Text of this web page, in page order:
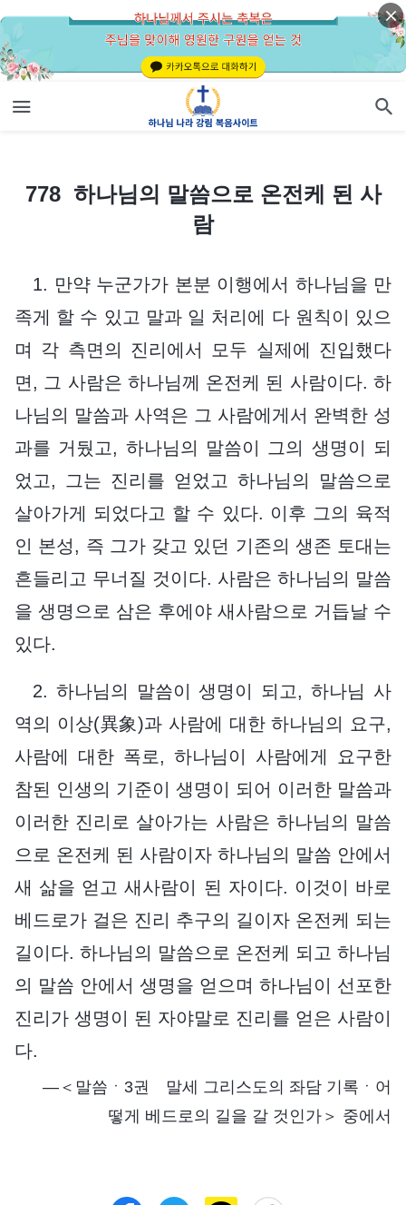
778 하나님의 말씀으로 온전케 된 사람
778 하나님의 말씀으로 온전케 된 사
람
1. 만약 누군가가 본분 이행에서 하나님을 만
족게 할 수 있고 말과 일 처리에 다 원칙이 있으
며 각 측면의 진리에서 모두 실제에 진입했다
면, 그 사람은 하나님께 온전케 된 사람이다. 하
나님의 말씀과 사역은 그 사람에게서 완벽한 성
과를 거뒀고, 하나님의 말씀이 그의 생명이 되
었고, 그는 진리를 얻었고 하나님의 말씀으로
살아가게 되었다고 할 수 있다. 이후 그의 육적
인 본성, 즉 그가 갖고 있던 기존의 생존 토대는
흔들리고 무너질 것이다. 사람은 하나님의 말씀
을 생명으로 삼은 후에야 새사람으로 거듭날 수
있다.
2. 하나님의 말씀이 생명이 되고, 하나님 사
역의 이상(異象)과 사람에 대한 하나님의 요구,
사람에 대한 폭로, 하나님이 사람에게 요구한
참된 인생의 기준이 생명이 되어 이러한 말씀과
이러한 진리로 살아가는 사람은 하나님의 말씀
으로 온전케 된 사람이자 하나님의 말씀 안에서
새 삶을 얻고 새사람이 된 자이다. 이것이 바로
베드로가 걸은 진리 추구의 길이자 온전케 되는
길이다. 하나님의 말씀으로 온전케 되고 하나님
의 말씀 안에서 생명을 얻으며 하나님이 선포한
진리가 생명이 된 자야말로 진리를 얻은 사람이
다.
―＜말씀ㆍ3권 말세 그리스도의 좌담 기록ㆍ어
떻게 베드로의 길을 갈 것인가＞ 중에서